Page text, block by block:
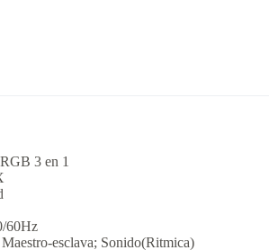
3 en 1
60Hz
esclava; Sonido(Ritmica)